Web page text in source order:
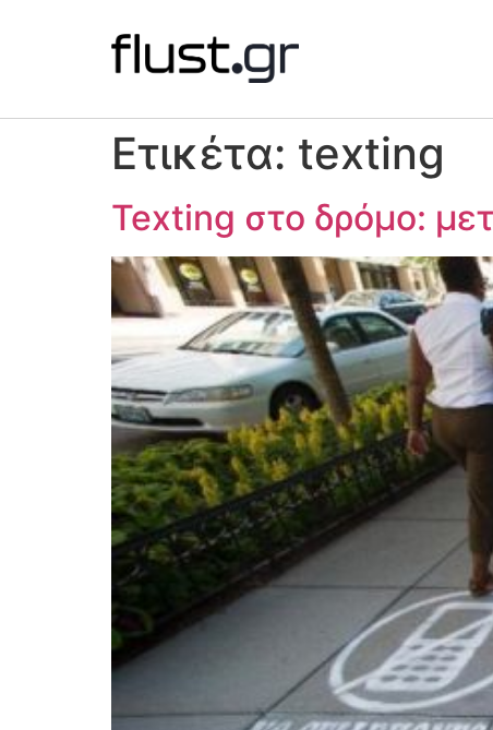
Ετικέτα: texting
Texting στο δρόμο: